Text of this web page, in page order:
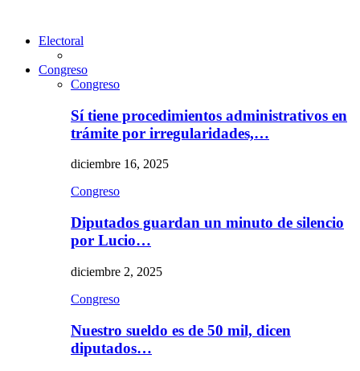
Electoral
Congreso
Congreso
Sí tiene procedimientos administrativos en
trámite por irregularidades,…
diciembre 16, 2025
Congreso
Diputados guardan un minuto de silencio
por Lucio…
diciembre 2, 2025
Congreso
Nuestro sueldo es de 50 mil, dicen
diputados…